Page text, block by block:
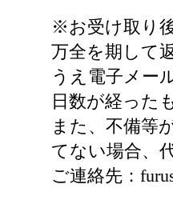
※お受け取り
万全を期して
うえ電子メー
日数が経った
また、不備等
てない場合、
ご連絡先：